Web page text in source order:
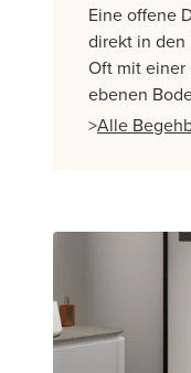
Eine offene
direkt in den
Oft mit einer
ebenen
>Alle